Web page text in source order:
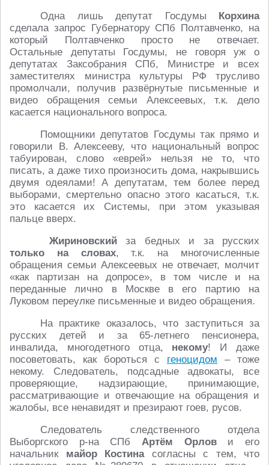
Одна лишь депутат Госдумы Корхина
сделала запрос Губернатору СПб Полтавченко, на
который Полтавченко просто не отвечает.
Остальные депутаты Госдумы, не говоря уж о
депутатах Заксобрания СПб, Министре и всех
заместителях министра культуры РФ трусливо
промолчали, получив развёрнутые письменные и
видео обращения семьи Алексеевых, т.к. дело
касается национального вопроса.
Помощники депутатов Госдумы так прямо и
говорили В. Алексееву, что национальный вопрос
табуирован, слово «еврей» нельзя не то, что
писать, а даже тихо произносить дома, накрывшись
двумя одеялами! А депутатам, тем более перед
выборами, смертельно опасно этого касаться, т.к.
это касается их Системы, при этом указывая
пальце вверх.
Жириновскийза бедных и за русских
только на словах, т.к. на многочисленные
обращения семьи Алексеевых не отвечает, молчит
«как партизан на допросе», в том числе и на
переданные лично в Москве в его партию на
Луковом переулке письменные и видео обращения.
На практике оказалось, что заступиться за
русских детей и за 65-летнего пенсионера,
инвалида, многодетного отца, некому! И даже
посоветовать, как бороться с геноцидом – тоже
некому. Следователь, подсадные адвокаты, все
проверяющие, надзирающие, принимающие,
рассматривающие и отвечающие на обращения и
жалобы, все ненавидят и презирают гоев, русов.
Следователь следственного отдела
Выборгского р-на СПб Артём Орлови его
начальник майор Костинасогласны с тем, что